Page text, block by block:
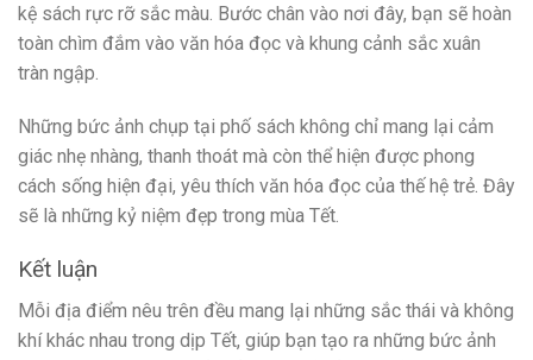
kệ sách rực rỡ sắc màu. Bước chân vào nơi đây, bạn sẽ hoàn
toàn chìm đắm vào văn hóa đọc và khung cảnh sắc xuân
tràn ngập.
Những bức ảnh chụp tại phố sách không chỉ mang lại cảm
giác nhẹ nhàng, thanh thoát mà còn thể hiện được phong
cách sống hiện đại, yêu thích văn hóa đọc của thế hệ trẻ. Đây
sẽ là những kỷ niệm đẹp trong mùa Tết.
Kết luận
Mỗi địa điểm nêu trên đều mang lại những sắc thái và không
khí khác nhau trong dịp Tết, giúp bạn tạo ra những bức ảnh